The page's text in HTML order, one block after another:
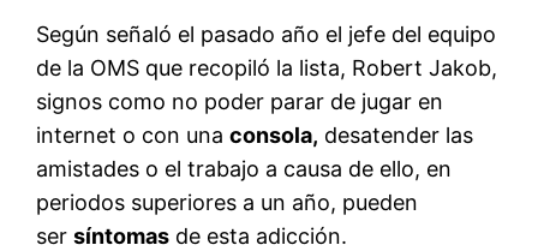
Según señaló el pasado año el jefe del equipo
de la OMS que recopiló la lista, Robert Jakob,
signos como no poder parar de jugar en
internet o con una consola, desatender las
amistades o el trabajo a causa de ello, en
periodos superiores a un año, pueden
ser síntomas de esta adicción.